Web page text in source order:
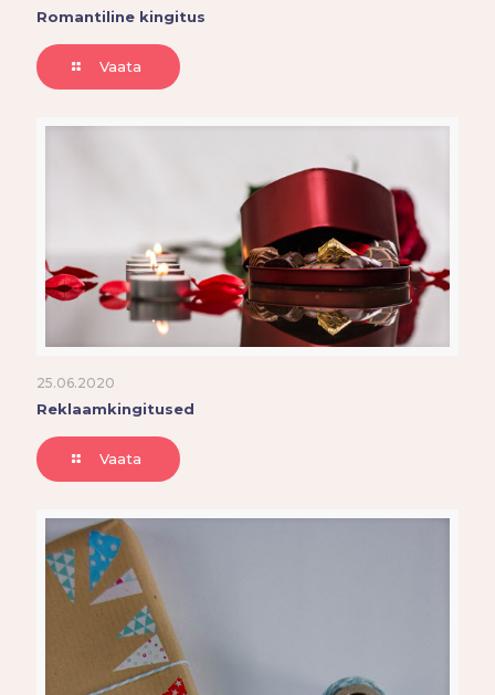
Romantiline kingitus
Vaata
25.06.2020
Reklaamkingitused
Vaata